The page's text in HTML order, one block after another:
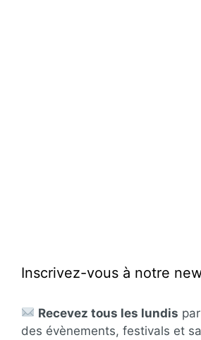
Inscrivez-vous à notre
Recevez tous les lundis
des évènements, festivals et